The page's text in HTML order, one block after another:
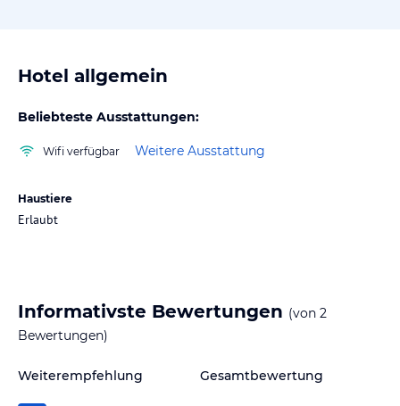
Hotel allgemein
Beliebteste Ausstattungen:
Wifi verfügbar Weitere Ausstattung
Haustiere
Erlaubt
Informativste Bewertungen (von 2
Bewertungen)
Weiterempfehlung Gesamtbewertung